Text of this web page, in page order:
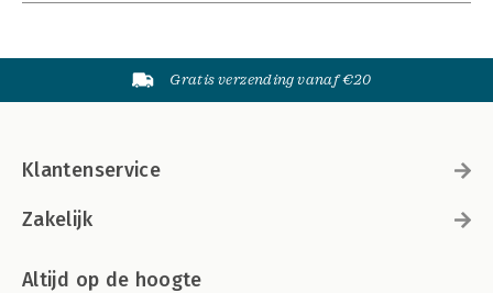
Gratis verzending vanaf €20
Klantenservice
Zakelijk
Altijd op de hoogte